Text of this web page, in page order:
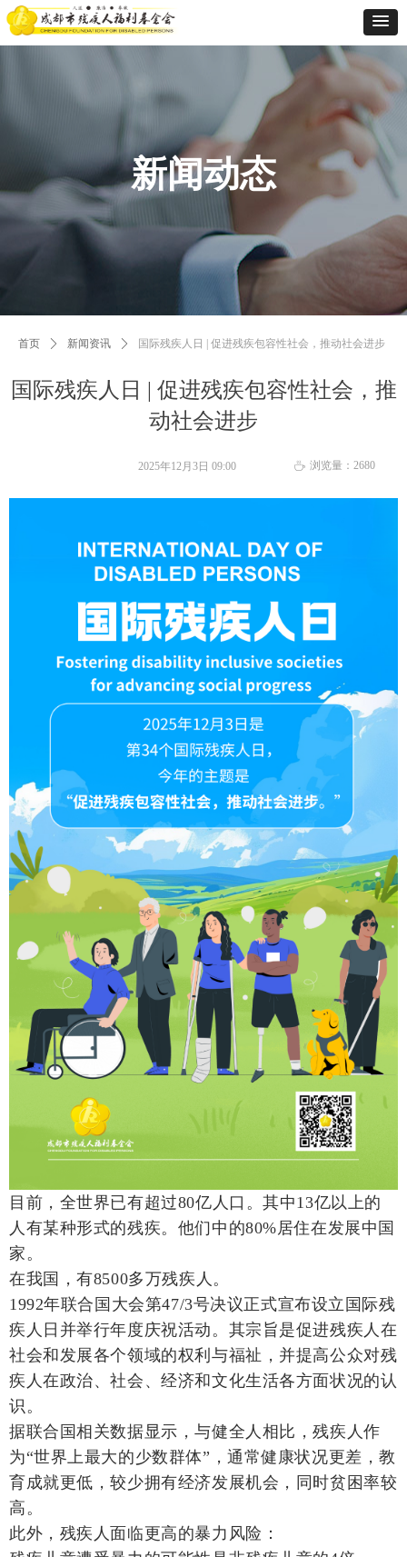
国际残疾人日 | 促进残疾包容性社会，推
动社会进步
首页 ꄲ 新闻资讯 ꄲ 国际残疾人日 | 促进残疾包容性社会，推动社会进步
目前，全世界已有超过80亿人口。其中13亿以上的
人有某种形式的残疾。他们中的80%居住在发展中国
家。
在我国，有8500多万残疾人。
1992年联合国大会第47/3号决议正式宣布设立国际残
疾人日并举行年度庆祝活动。其宗旨是促进残疾人在
社会和发展各个领域的权利与福祉，并提高公众对残
疾人在政治、社会、经济和文化生活各方面状况的认
识。
据联合国相关数据显示，与健全人相比，残疾人作
为“世界上最大的少数群体”，通常健康状况更差，教
育成就更低，较少拥有经济发展机会，同时贫困率较
高。
此外，残疾人面临更高的暴力风险：
2025年12月3日 09:00 ꄘ 浏览量： 2680
新闻动态